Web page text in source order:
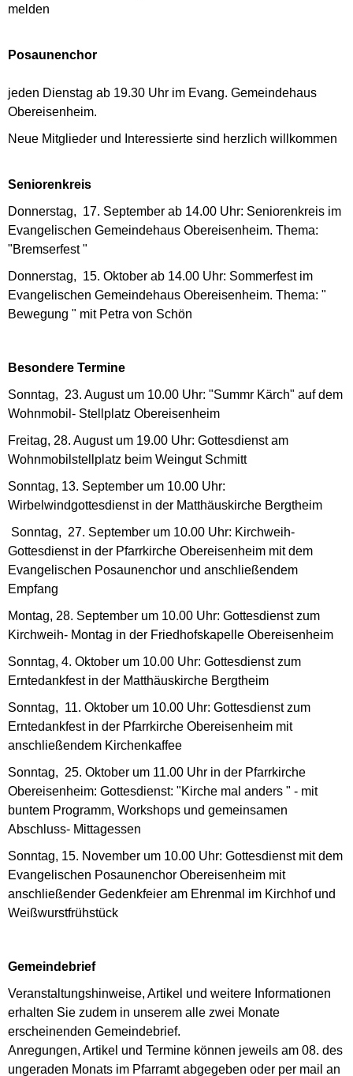
melden
Posaunenchor
jeden Dienstag ab 19.30 Uhr im Evang. Gemeindehaus
Obereisenheim.
Neue Mitglieder und Interessierte sind herzlich willkommen
Seniorenkreis
Donnerstag, 17. September ab 14.00 Uhr: Seniorenkreis im
Evangelischen Gemeindehaus Obereisenheim. Thema:
"Bremserfest "
Donnerstag, 15. Oktober ab 14.00 Uhr: Sommerfest im
Evangelischen Gemeindehaus Obereisenheim. Thema: "
Bewegung " mit Petra von Schön
Besondere Termine
Sonntag, 23. August um 10.00 Uhr: "Summr Kärch" auf dem
Wohnmobil- Stellplatz Obereisenheim
Freitag, 28. August um 19.00 Uhr: Gottesdienst am
Wohnmobilstellplatz beim Weingut Schmitt
Sonntag, 13. September um 10.00 Uhr:
Wirbelwindgottesdienst in der Matthäuskirche Bergtheim
Sonntag, 27. September um 10.00 Uhr: Kirchweih-
Gottesdienst in der Pfarrkirche Obereisenheim mit dem
Evangelischen Posaunenchor und anschließendem
Empfang
Montag, 28. September um 10.00 Uhr: Gottesdienst zum
Kirchweih- Montag in der Friedhofskapelle Obereisenheim
Sonntag, 4. Oktober um 10.00 Uhr: Gottesdienst zum
Erntedankfest in der Matthäuskirche Bergtheim
Sonntag, 11. Oktober um 10.00 Uhr: Gottesdienst zum
Erntedankfest in der Pfarrkirche Obereisenheim mit
anschließendem Kirchenkaffee
Sonntag, 25. Oktober um 11.00 Uhr in der Pfarrkirche
Obereisenheim: Gottesdienst: "Kirche mal anders " - mit
buntem Programm, Workshops und gemeinsamen
Abschluss- Mittagessen
Sonntag, 15. November um 10.00 Uhr: Gottesdienst mit dem
Evangelischen Posaunenchor Obereisenheim mit
anschließender Gedenkfeier am Ehrenmal im Kirchhof und
Weißwurstfrühstück
Gemeindebrief
Veranstaltungshinweise, Artikel und weitere Informationen
erhalten Sie zudem in unserem alle zwei Monate
erscheinenden Gemeindebrief.
Anregungen, Artikel und Termine können jeweils am 08. des
ungeraden Monats im Pfarramt abgegeben oder per mail an